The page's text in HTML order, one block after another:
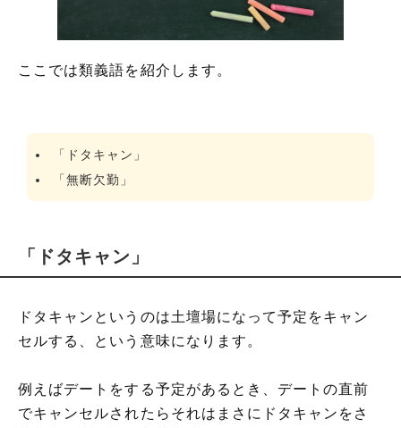
ここでは類義語を紹介します。
「ドタキャン」
「無断欠勤」
「ドタキャン」
ドタキャンというのは土壇場になって予定をキャン
セルする、という意味になります。
例えばデートをする予定があるとき、デートの直前
でキャンセルされたらそれはまさにドタキャンをさ